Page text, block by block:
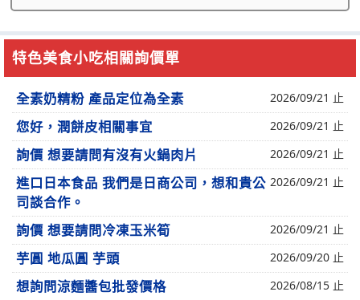
特色美食小吃相關詢價單
全素奶精粉 產品定位為全素 2026/09/21 止
您好，潤餅皮相關事宜 2026/09/21 止
詢價 想要請問有沒有火鍋肉片 2026/09/21 止
進口日本食品 我們是日商公司，想和貴公
司談合作。
2026/09/21 止
詢價 想要請問冷凍玉米筍 2026/09/21 止
芋圓 地瓜圓 芋頭 2026/09/20 止
想詢問涼麵醬包批發價格 2026/08/15 止